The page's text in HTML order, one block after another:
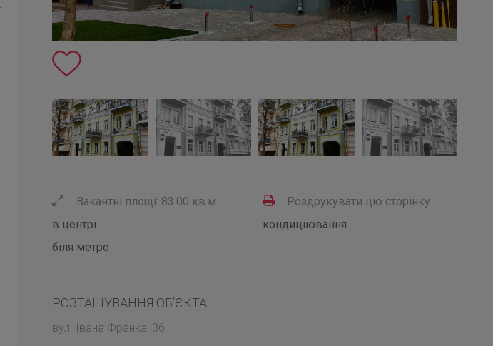
Вакантні площі: 83.00 кв.м
Роздрукувати цю сторінку
в центрі
кондиціювання
біля метро
РОЗТАШУВАННЯ ОБ’ЄКТА
вул. Івана Франка, 36